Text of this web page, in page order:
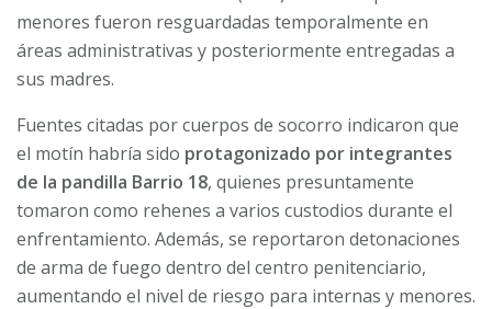
menores fueron resguardadas temporalmente en
áreas administrativas y posteriormente entregadas a
sus madres.
Fuentes citadas por cuerpos de socorro indicaron que
el motín habría sido protagonizado por integrantes
de la pandilla Barrio 18, quienes presuntamente
tomaron como rehenes a varios custodios durante el
enfrentamiento. Además, se reportaron detonaciones
de arma de fuego dentro del centro penitenciario,
aumentando el nivel de riesgo para internas y menores.